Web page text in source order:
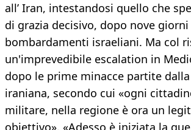
all’ Iran, intestandosi quello che
di grazia decisivo, dopo nove
bombardamenti israeliani. Ma col
un'imprevedibile escalation in
dopo le prime minacce partite
iraniana, secondo cui «ogni
militare, nella regione è ora un
obiettivo». «Adesso è iniziata la